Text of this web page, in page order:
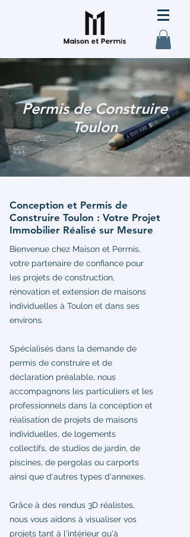
Permis de Construire
Toulon
Conception et Permis de
Construire Toulon : Votre Projet
Immobilier Réalisé sur Mesure
Bienvenue chez Maison et Permis,
votre partenaire de confiance pour
les projets de construction,
rénovation et extension de maisons
individuelles à Toulon et dans ses
environs.
Spécialisés dans la demande de
permis de construire et de
déclaration préalable, nous
accompagnons les particuliers et les
professionnels dans la conception et
réalisation de projets de maisons
individuelles, de logements
collectifs, de studios de jardin, de
piscines, de pergolas ou carports
ainsi que d'autres types d'annexes.
Grâce à des rendus 3D réalistes,
nous vous aidons à visualiser vos
projets tant à l'intérieur qu'à